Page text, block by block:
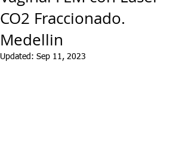
CO2 Fraccionado.
Medellin
Updated: Sep 11, 2023